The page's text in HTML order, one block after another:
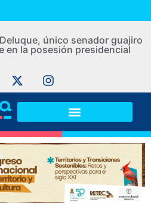
único senador guajiro
en la posesión presidencial